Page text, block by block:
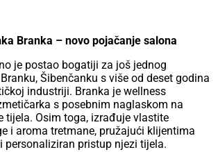
Branka – novo pojačanje salona
je postao bogatiji za još jednog
Šibenčanku s više od deset godina
industriji. Branka je wellness
s posebnim naglaskom na
tijela. Osim toga, izrađuje vlastite
i aroma tretmane, pružajući klijentima
personaliziran pristup njezi tijela.